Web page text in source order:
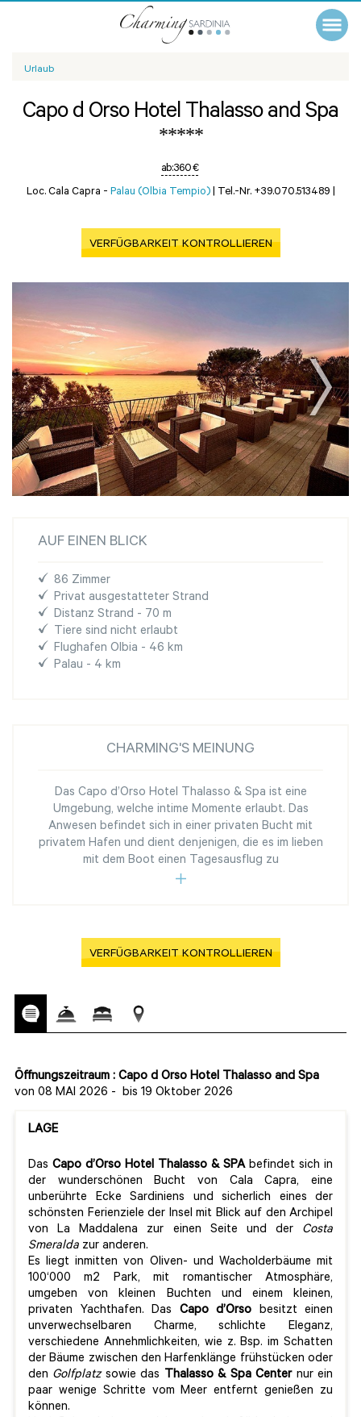
Urlaub
Capo d Orso Hotel Thalasso and Spa
*****
ab:360 €
Loc. Cala Capra - Palau (Olbia Tempio) | Tel.-Nr. +39.070.513489 |
VERFÜGBARKEIT KONTROLLIEREN
AUF EINEN BLICK
86 Zimmer
Privat ausgestatteter Strand
Distanz Strand - 70 m
Tiere sind nicht erlaubt
Flughafen Olbia - 46 km
Palau - 4 km
CHARMING'S MEINUNG
Das Capo d’Orso Hotel Thalasso & Spa ist eine
Umgebung, welche intime Momente erlaubt. Das
Anwesen befindet sich in einer privaten Bucht mit
privatem Hafen und dient denjenigen, die es im lieben
mit dem Boot einen Tagesausflug zu
VERFÜGBARKEIT KONTROLLIEREN
Öffnungszeitraum : Capo d Orso Hotel Thalasso and Spa
von 08 MAI 2026 - bis 19 Oktober 2026
LAGE
Das Capo d’Orso Hotel Thalasso & SPAbefindet sich in
der wunderschönen Bucht von Cala Capra, eine
unberührte Ecke Sardiniens und sicherlich eines der
schönsten Ferienziele der Insel mit Blick auf den Archipel
von La Maddalena zur einen Seite und der Costa
Smeralda zur anderen.
Es liegt inmitten von Oliven- und Wacholderbäume mit
100‘000 m2 Park, mit romantischer Atmosphäre,
umgeben von kleinen Buchten und einem kleinen,
privaten Yachthafen. Das Capo d’Orso besitzt einen
unverwechselbaren Charme, schlichte Eleganz,
verschiedene Annehmlichkeiten, wie z. Bsp. im Schatten
der Bäume zwischen den Harfenklänge frühstücken oder
den Golfplatzsowie das Thalasso & Spa Centernur ein
paar wenige Schritte vom Meer entfernt genießen zu
können.